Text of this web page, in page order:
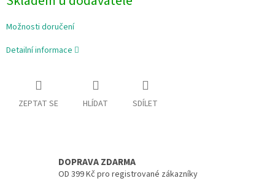
cena:
Možnosti doručení
Detailní informace
ZEPTAT SE HLÍDAT SDÍLET
DOPRAVA ZDARMA
OD 399 Kč pro registrované zákazníky